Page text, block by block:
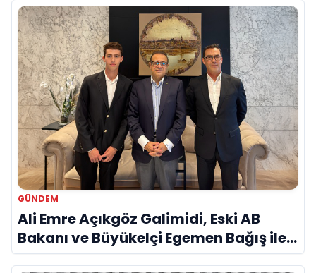
Vurgusu
GÜNDEM
Ali Emre Açıkgöz Galimidi, Eski AB
Bakanı ve Büyükelçi Egemen Bağış ile
Bir Araya Geldi